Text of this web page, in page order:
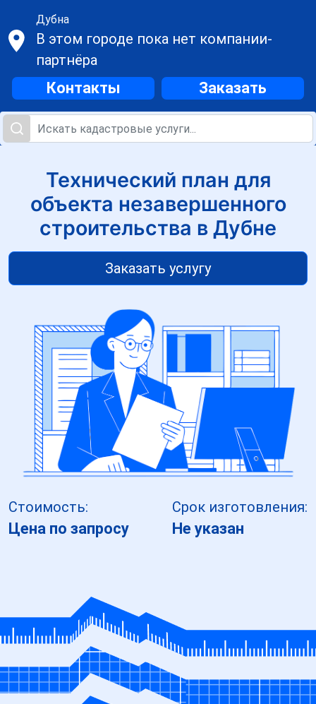
Дубна
В этом городе пока нет компании-
партнёра
Контакты Заказать
Технический план для
объекта незавершенного
строительства в Дубне
Заказать услугу
Стоимость:
Цена по запросу
Срок изготовления:
Не указан